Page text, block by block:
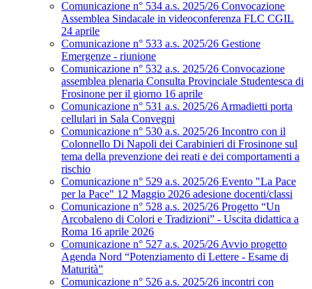
Comunicazione n° 534 a.s. 2025/26 Convocazione
Assemblea Sindacale in videoconferenza FLC CGIL
24 aprile
Comunicazione n° 533 a.s. 2025/26 Gestione
Emergenze - riunione
Comunicazione n° 532 a.s. 2025/26 Convocazione
assemblea plenaria Consulta Provinciale Studentesca di
Frosinone per il giorno 16 aprile
Comunicazione n° 531 a.s. 2025/26 Armadietti porta
cellulari in Sala Convegni
Comunicazione n° 530 a.s. 2025/26 Incontro con il
Colonnello Di Napoli dei Carabinieri di Frosinone sul
tema della prevenzione dei reati e dei comportamenti a
rischio
Comunicazione n° 529 a.s. 2025/26 Evento "La Pace
per la Pace" 12 Maggio 2026 adesione docenti/classi
Comunicazione n° 528 a.s. 2025/26 Progetto “Un
Arcobaleno di Colori e Tradizioni” - Uscita didattica a
Roma 16 aprile 2026
Comunicazione n° 527 a.s. 2025/26 Avvio progetto
Agenda Nord “Potenziamento di Lettere - Esame di
Maturità”
Comunicazione n° 526 a.s. 2025/26 incontri con